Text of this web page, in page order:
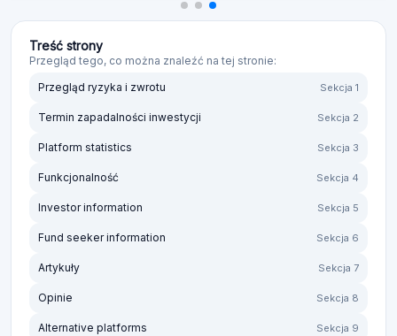
Treść strony
Przegląd tego, co można znaleźć na tej stronie:
Przegląd ryzyka i zwrotu
Sekcja 1
Termin zapadalności inwestycji Sekcja 2
Platform statistics Sekcja 3
Funkcjonalność Sekcja 4
Investor information Sekcja 5
Fund seeker information Sekcja 6
Artykuły Sekcja 7
Opinie Sekcja 8
Alternative platforms Sekcja 9